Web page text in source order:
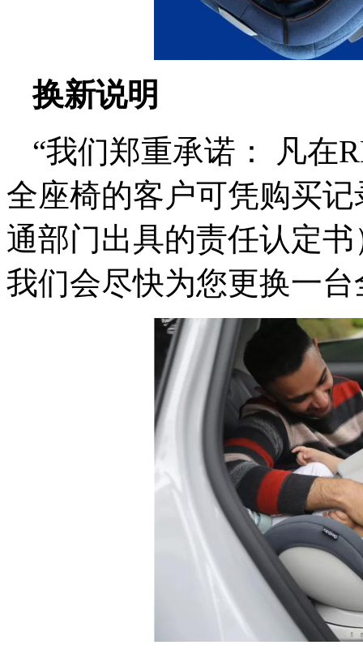
换新说明
“我们郑重承诺： 凡在
全座椅的客户可凭购买
通部门出具的责任认定
我们会尽快为您更换一